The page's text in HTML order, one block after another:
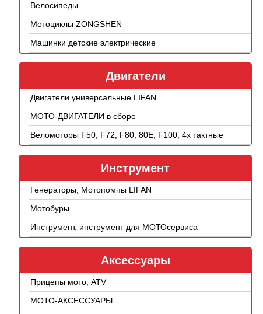
Велосипеды
Мотоциклы ZONGSHEN
Машинки детские электрические
Двигатели
Двигатели универсальные LIFAN
МОТО-ДВИГАТЕЛИ в сборе
Веломоторы F50, F72, F80, 80E, F100, 4х тактные
Инструмент
Генераторы, Мотопомпы LIFAN
Мотобуры
Инструмент, инструмент для МОТОсервиса
Аксессуары
Прицепы мото, ATV
МОТО-АКСЕССУАРЫ